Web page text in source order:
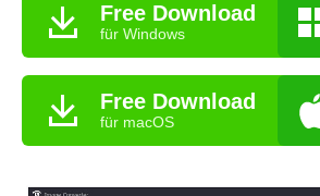
Free Download
für Windows
Free Download
für macOS